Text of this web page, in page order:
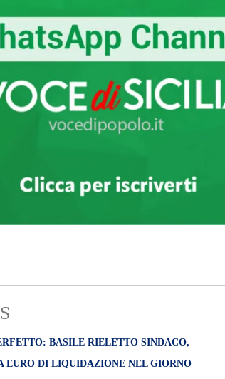
BASILE RIELETTO SINDACO,
EURO DI LIQUIDAZIONE NEL GIORNO